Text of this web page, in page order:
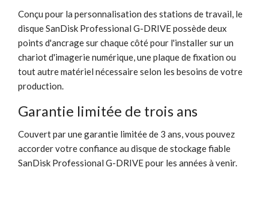
Conçu pour la personnalisation des stations de travail, le
disque SanDisk Professional G-DRIVE possède deux
points d'ancrage sur chaque côté pour l'installer sur un
chariot d'imagerie numérique, une plaque de fixation ou
tout autre matériel nécessaire selon les besoins de votre
production.
Garantie limitée de trois ans
Couvert par une garantie limitée de 3 ans, vous pouvez
accorder votre confiance au disque de stockage fiable
SanDisk Professional G-DRIVE pour les années à venir.